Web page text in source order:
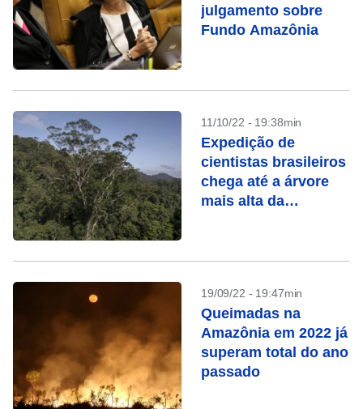
julgamento sobre
Fundo Amazônia
11/10/22 - 19:38min
Expedição de
cientistas brasileiros
chega até a árvore
mais alta da
19/09/22 - 19:47min
Queimadas na
Amazônia em 2022 já
superam total do ano
passado